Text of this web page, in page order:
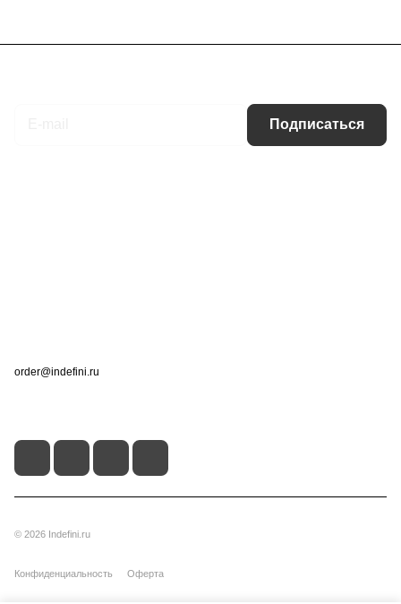
Подписаться
order@indefini.ru
© 2026 Indefini.ru
Конфиденциальность Оферта